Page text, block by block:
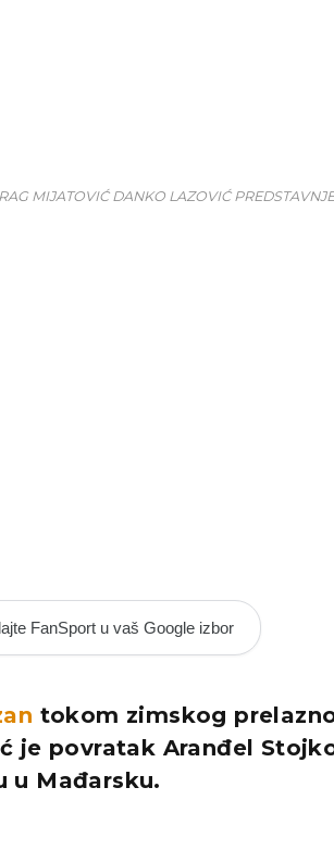
MIJATOVIĆ DANKO LAZOVIĆ
FanSport u vaš Google izbor
tokom zimskog
je povratak Aranđel
u Mađarsku.